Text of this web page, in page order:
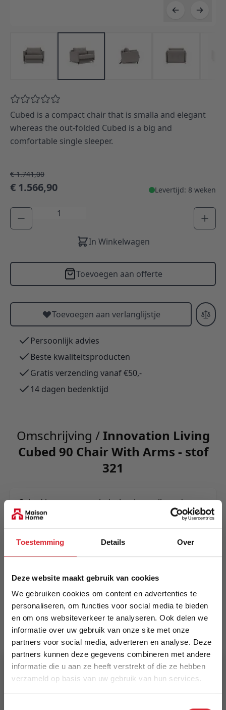
Toestemming Details Over
Deze website maakt gebruik van cookies
We gebruiken cookies om content en advertenties te
personaliseren, om functies voor social media te bieden
en om ons websiteverkeer te analyseren. Ook delen we
informatie over uw gebruik van onze site met onze
partners voor social media, adverteren en analyse. Deze
partners kunnen deze gegevens combineren met andere
informatie die u aan ze heeft verstrekt of die ze hebben
verzameld op basis van uw gebruik van hun services.
Cubed is a compact chair that is smalla and elegant
whereas the out-folded Cubed is a big and
comfortable single sleeper.
€ 1.741,00
€ 1.566,90 Levertijd: 8 weken
Aantal
In Winkelwagen
Toevoegen aan offerte
Toevoegen aan verlanglijstje
Persoonlijk advies
Beste kwaliteitsproducten
Gratis verzending vanaf €50,-
14 dagen bedenktijd
Omschrijving /Innovation Living
Cubed 90 Chair With Arms - stof
321
Cubed is a compact chair that is smalla and
elegant whereas the out-folded Cubed is a big
and comfortable single sleeper.
Meer informatie
Merk
Innovation Living
EAN
5700110886772
Prijs
€ 1.741,00